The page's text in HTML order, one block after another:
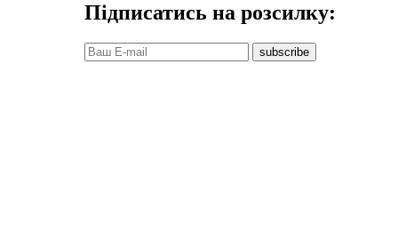
Підписатись на розсилку:
subscribe